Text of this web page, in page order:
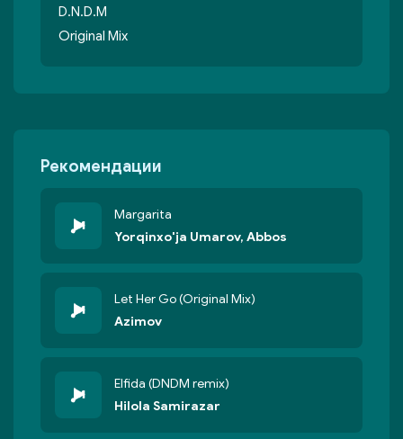
D.N.D.M
Original Mix
Рекомендации
Margarita
Yorqinxo'ja Umarov, Abbos
Let Her Go (Original Mix)
Azimov
Elfida (DNDM remix)
Hilola Samirazar